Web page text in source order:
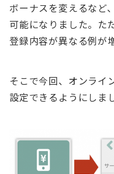
ボーナスを変えるなど
可能になりました。た
登録内容が異なる例が
そこで今回、オンライ
設定できるようにしま